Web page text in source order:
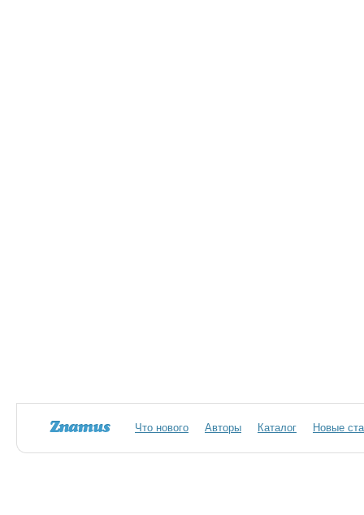
Что нового Авторы Каталог Новые